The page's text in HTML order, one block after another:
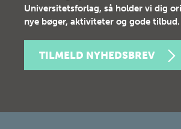
Universitetsforlag, så holder vi dig
nye bøger, aktiviteter og gode tilbud.
TILMELD NYHEDSBREV